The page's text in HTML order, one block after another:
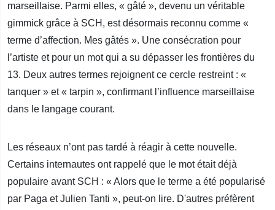
marseillaise. Parmi elles, « gâté », devenu un véritable
gimmick grâce à SCH, est désormais reconnu comme «
terme d’affection. Mes gâtés ». Une consécration pour
l’artiste et pour un mot qui a su dépasser les frontières du
13. Deux autres termes rejoignent ce cercle restreint : «
tanquer » et « tarpin », confirmant l’influence marseillaise
dans le langage courant.
Les réseaux n’ont pas tardé à réagir à cette nouvelle.
Certains internautes ont rappelé que le mot était déjà
populaire avant SCH : « Alors que le terme a été popularisé
par Paga et Julien Tanti », peut-on lire. D'autres préfèrent